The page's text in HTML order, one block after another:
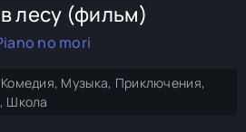
лесу (фильм)
no mori
Музыка, Приключения,
Школа